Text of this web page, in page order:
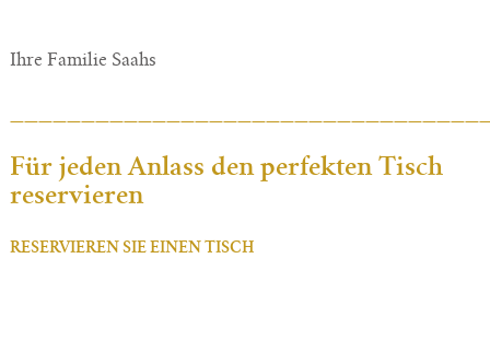
Ihre Familie Saahs
Für jeden Anlass den perfekten Tisch
reservieren
RESERVIEREN SIE EINEN TISCH